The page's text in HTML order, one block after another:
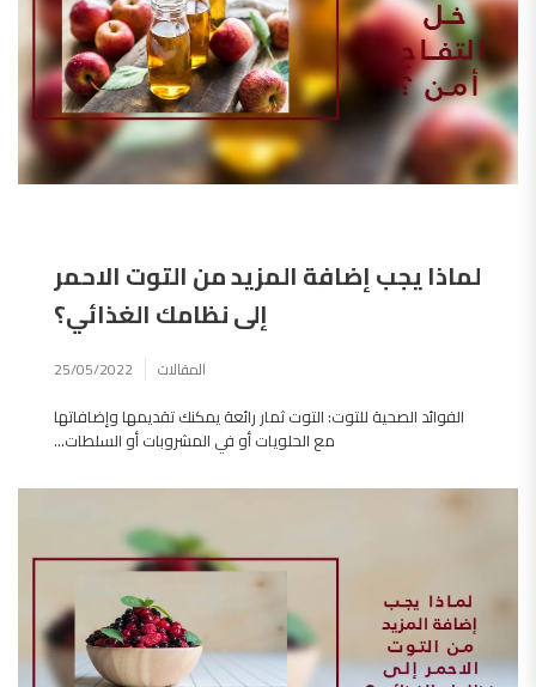
لماذا يجب إضافة المزيد من التوت الاحمر
إلى نظامك الغذائي؟
25/05/2022 المقالات
الفوائد الصحية للتوت: التوت ثمار رائعة يمكنك تقديمها وإضافاتها
مع الحلويات أو في المشروبات أو السلطات...